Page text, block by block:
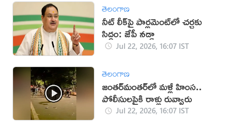
తెలంగాణ
నీట్ లీక్‌పై పార్లమెంట్‌లో చర్చకు
సిద్ధం: జేపీ నడ్డా
Jul 22, 2026, 16:07 IST
తెలంగాణ
జంతర్‌మంతర్‌లో మళ్లీ హింస..
పోలీసులపైకి రాళ్లు రువ్వారు
Jul 22, 2026, 16:07 IST